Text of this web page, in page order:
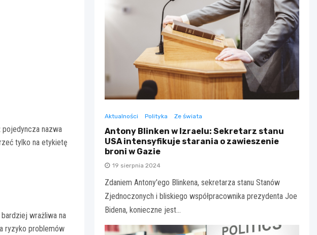
pojedyncza nazwa
tylko na etykietę
wrażliwa na
ryzyko problemów
Aktualności Polityka Ze świata
Antony Blinken w Izraelu: Sekretarz stanu
USA intensyfikuje starania o zawieszenie
broni w Gazie
19 sierpnia 2024
Zdaniem Antony'ego Blinkena, sekretarza stanu Stanów
Zjednoczonych i bliskiego współpracownika prezydenta Joe
Bidena, konieczne jest…